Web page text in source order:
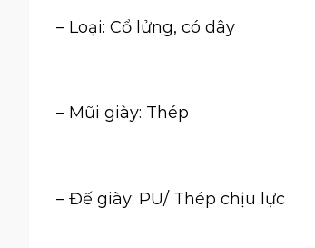
– Loại: Cổ lửng, có dây
– Mũi giày: Thép
– Đế giày: PU/ Thép chịu lực